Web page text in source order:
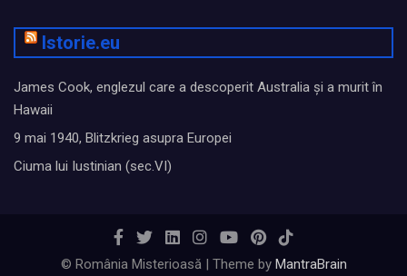
Istorie.eu
James Cook, englezul care a descoperit Australia și a murit în
Hawaii
9 mai 1940, Blitzkrieg asupra Europei
Ciuma lui Iustinian (sec.VI)
© România Misterioasă | Theme by MantraBrain